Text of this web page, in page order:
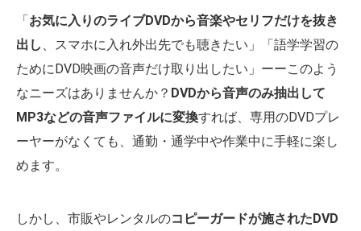
「お気に入りのライブDVDから音楽やセリフだけを抜き
出し 、スマホに入れ外出先でも聴きたい」「語学学習の
ためにDVD映画の音声だけ取り出したい」ーーこのよう
なニーズはありませんか？ DVDから音声のみ抽出して
MP3などの音声ファイルに変換すれば、専用のDVDプレ
ーヤーがなくても、通勤・通学中や作業中に手軽に楽し
めます。
しかし、市販やレンタルのコピーガードが施されたDVD